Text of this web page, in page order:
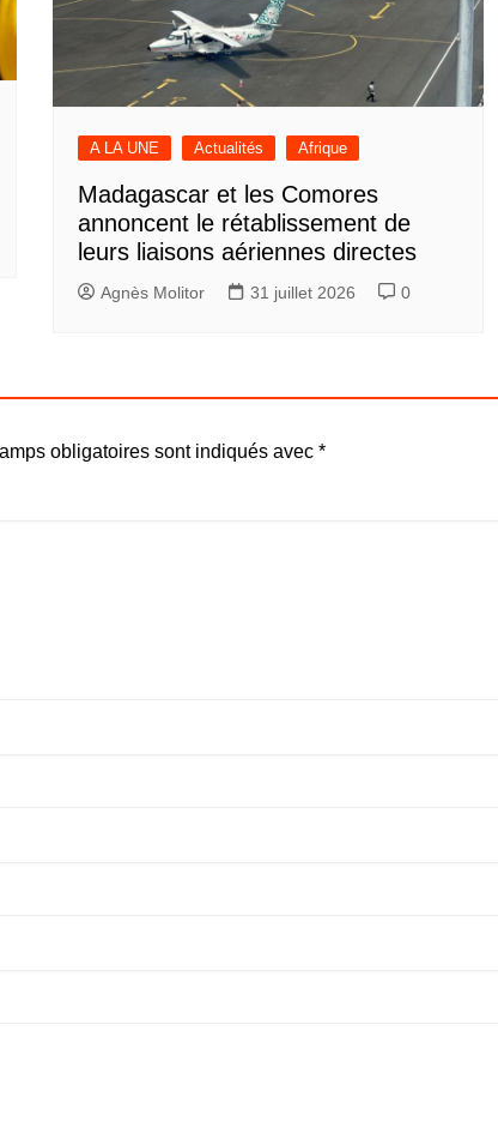
A LA UNE Actualités Afrique
Madagascar et les Comores
annoncent le rétablissement de
leurs liaisons aériennes directes
Agnès Molitor 31 juillet 2026 0
obligatoires sont indiqués avec *